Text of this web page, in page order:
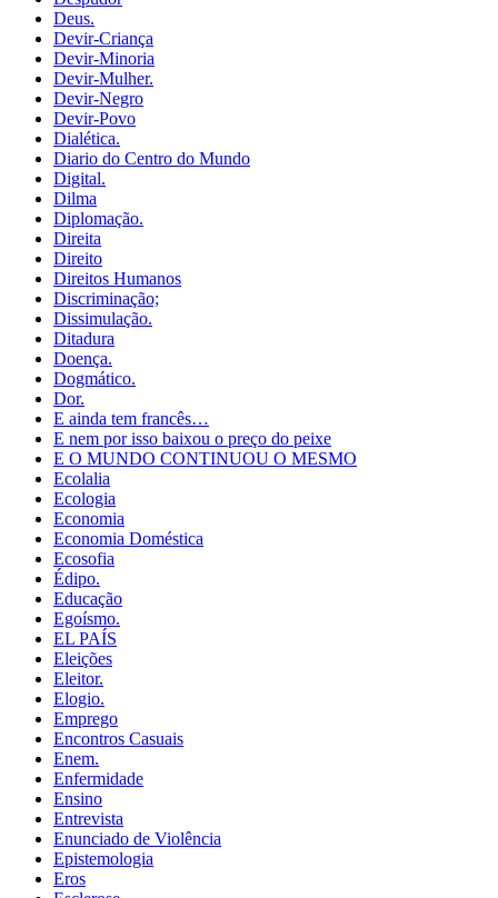
Deus.
Devir-Criança
Devir-Minoria
Devir-Mulher.
Devir-Negro
Devir-Povo
Dialética.
Diario do Centro do Mundo
Digital.
Dilma
Diplomação.
Direita
Direito
Direitos Humanos
Discriminação;
Dissimulação.
Ditadura
Doença.
Dogmático.
Dor.
E ainda tem francês…
E nem por isso baixou o preço do peixe
E O MUNDO CONTINUOU O MESMO
Ecolalia
Ecologia
Economia
Economia Doméstica
Ecosofia
Édipo.
Educação
Egoísmo.
EL PAÍS
Eleições
Eleitor.
Elogio.
Emprego
Encontros Casuais
Enem.
Enfermidade
Ensino
Entrevista
Enunciado de Violência
Epistemologia
Eros